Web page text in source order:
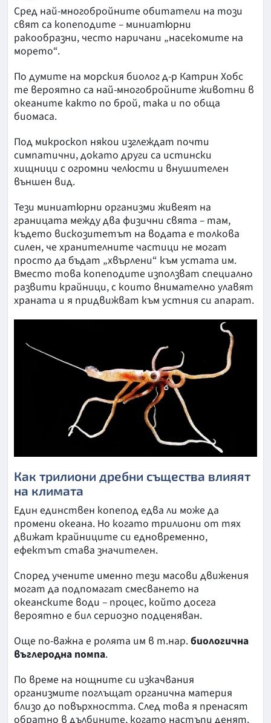
Сред най-многобройните обитатели на този
свят са копеподите – миниатюрни
ракообразни, често наричани „насекомите на
морето“.
По думите на морския биолог д-р Катрин Хобс
те вероятно са най-многобройните животни в
океаните както по брой, така и по обща
биомаса.
Под микроскоп някои изглеждат почти
симпатични, докато други са истински
хищници с огромни челюсти и внушителен
външен вид.
Тези миниатюрни организми живеят на
границата между два физични свята – там,
където вискозитетът на водата е толкова
силен, че хранителните частици не могат
просто да бъдат „хвърлени“ към устата им.
Вместо това копеподите използват специално
развити крайници, с които внимателно улавят
храната и я придвижват към устния си апарат.
Как трилиони дребни същества влияят
на климата
Един единствен копепод едва ли може да
промени океана. Но когато трилиони от тях
движат крайниците си едновременно,
ефектът става значителен.
Според учените именно тези масови движения
могат да подпомагат смесването на
океанските води – процес, който досега
вероятно е бил сериозно подценяван.
Още по-важна е ролята им в т.нар.биологична
въглеродна помпа.
По време на нощните си изкачвания
организмите поглъщат органична материя
близо до повърхността. След това я пренасят
обратно в дълбините, когато настъпи денят.